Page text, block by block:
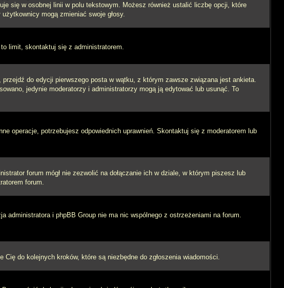
się w osobnej linii w polu tekstowym. Możesz również ustalić liczbę opcji, które
mogą zmieniać swoje głosy.
limit, skontaktuj się z administratorem.
do edycji pierwszego posta w wątku, z którym zawsze związana jest ankieta.
jedynie moderatorzy i administratorzy mogą ją edytować lub usunąć. To
operacje, potrzebujesz odpowiednich uprawnień. Skontaktuj się z moderatorem lub
forum mógł nie zezwolić na dołączanie ich w dziale, w którym piszesz lub
forum.
administratora i phpBB Group nie ma nic wspólnego z ostrzeżeniami na forum.
do kolejnych kroków, które są niezbędne do zgłoszenia wiadomości.